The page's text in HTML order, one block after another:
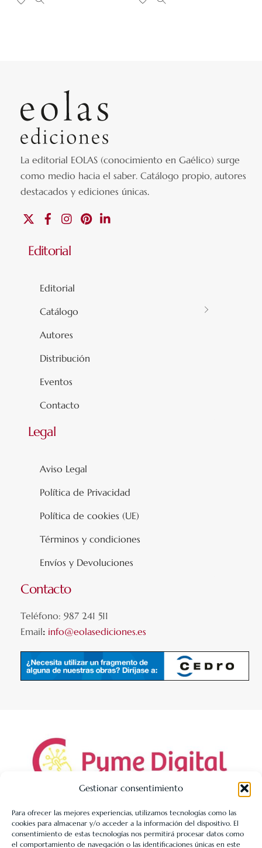
Gestionar consentimiento
Para ofrecer las mejores experiencias, utilizamos tecnologías como las
cookies para almacenar y/o acceder a la información del dispositivo. El
consentimiento de estas tecnologías nos permitirá procesar datos como
el comportamiento de navegación o las identificaciones únicas en este
La editorial EOLAS (conocimiento en Gaélico) surge
como medio hacia el saber.Catálogo propio, autores
destacados y ediciones únicas.
FacebookInstagramPinterest
Editorial
Editorial
Catálogo
Autores
Distribución
Eventos
Contacto
Legal
Aviso Legal
Política de Privacidad
Política de cookies (UE)
Términos y condiciones
Envíos y Devoluciones
Contacto
Teléfono: 987 241 511
Email: info@eolasediciones.es
LIBRERÍA UNIVERSITARIA LEÓN 1980 SLL ha sido beneficiaria
de Fondos Europeos, cuyo objetivo es la mejora de la